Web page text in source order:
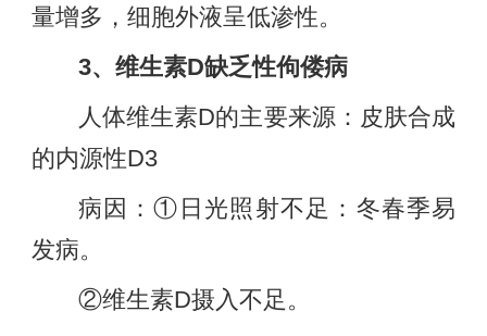
量增多，细胞外液呈低渗性。
3、维生素D缺乏性佝偻病
人体维生素D的主要来源：皮肤合成
的内源性D3
病因：①日光照射不足：冬春季易
发病。
②维生素D摄入不足。